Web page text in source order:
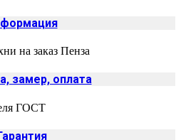
замер, оплата